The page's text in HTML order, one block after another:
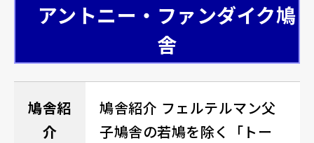
アントニー・ファンダイク鳩
舎
鳩舎紹
介
鳩舎紹介 フェルテルマン父
子鳩舎の若鳩を除く「トー